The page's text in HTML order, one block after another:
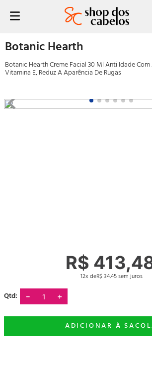
Buscar
Botanic Hearth
Botanic Hearth Creme Facial 30 Ml Anti Idade
Vitamina E, Reduz A Aparência De Rugas
R$ 413,
12 R$34,45
＋
－
progressiva
3º liso
5º nutrição